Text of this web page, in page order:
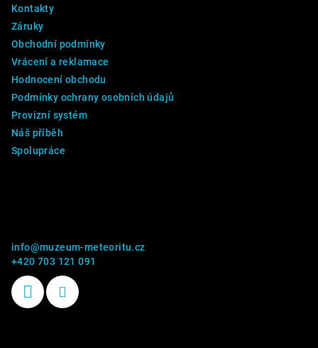
Kontakty
Záruky
Obchodní podmínky
Vrácení a reklamace
Hodnocení obchodu
Podmínky ochrany osobních údajů
Provizní systém
Náš příběh
Spolupráce
info@muzeum-meteoritu.cz
+420 703 121 091